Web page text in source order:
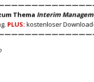
Thema Interim
PLUS: kostenloser